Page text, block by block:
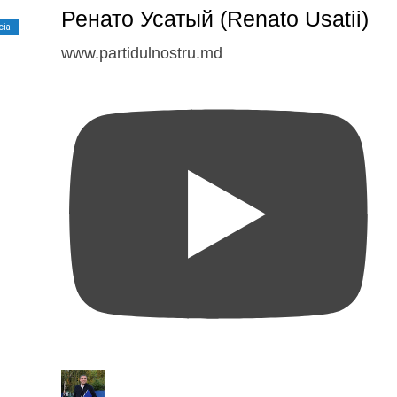
Ренато Усатый (Renato Usatii)
www.partidulnostru.md